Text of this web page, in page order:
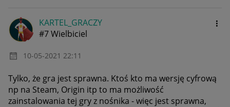
KARTEL_GRACZY
#7 Wielbiciel
‎10-05-2021 22:11
Tylko, że gra jest sprawna. Ktoś kto ma wersję cyfrową
np na Steam, Origin itp to ma możliwość
zainstalowania tej gry z nośnika - więc jest sprawna,